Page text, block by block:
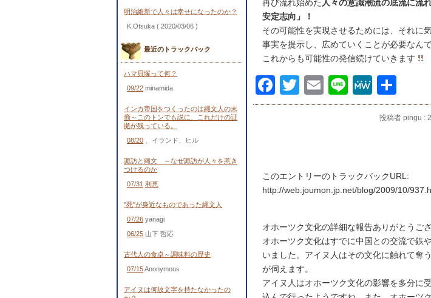
明治維新で人々は幸せになったのか？
K.Otsuka ( 2020/03/06 )
最近のトラックバック
ハマ貝塚って何？
09/22 minamida
インカ帝国をつくったのは縄文人の末
裔～このトンでも説に、これだけの証
拠が残っている。
08/20
、イランド、ヒル
諏訪と縄文 ～なぜ諏訪が人々を惹き
つけるのか
07/31 利恵
"死"が身近なものであった縄文人
07/26 yanagi
06/25 山下 哲応
古代人の食卓～調味料の歴史
07/15Anonymous
アイヌは何故文字を持たなかったの
再び流れ始めた 人々の意識潮流の底流に流
安定志向」！
その可能性を実現させるためには、それに
事実を提示し、広めていくことが必要なん
これからも可能性の発信続けていきます
Facebook
Twitter
EmailLineMeWe
有
投稿者 pingu :
このエントリーのトラックバックURL:
http://web.joumon.jp.net/blog/2009/10/
オホーツク文化の詳細な報告ありがとうござ
オホーツク文化はすでに中国との交流で鉄
いました。アイヌ人はその文化に触れて奪
が伺えます。
アイヌ人はオホーツク文化の影響を多分に